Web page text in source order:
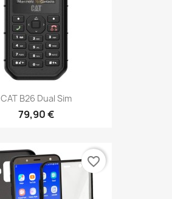
CAT B26 Dual Sim
79,90 €
favorite_border